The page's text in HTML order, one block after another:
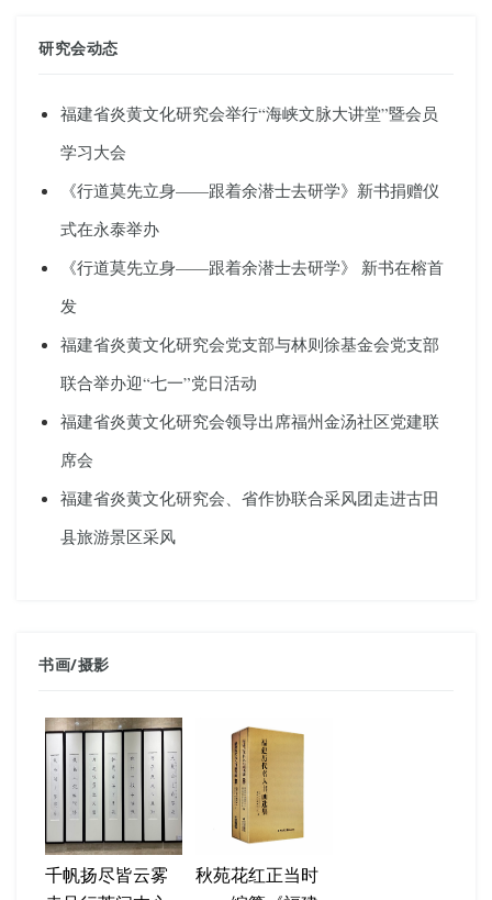
研究会动态
福建省炎黄文化研究会举行“海峡文脉大讲堂”暨会员
学习大会
《行道莫先立身——跟着余潜士去研学》新书捐赠仪
式在永泰举办
《行道莫先立身——跟着余潜士去研学》 新书在榕首
发
福建省炎黄文化研究会党支部与林则徐基金会党支部
联合举办迎“七一”党日活动
福建省炎黄文化研究会领导出席福州金汤社区党建联
席会
福建省炎黄文化研究会、省作协联合采风团走进古田
县旅游景区采风
书画/摄影
千帆扬尽皆云雾
秋苑花红正当时